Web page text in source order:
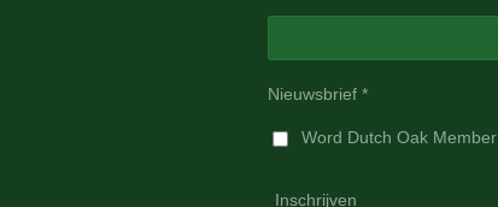
Nieuwsbrief *
Word Dutch Oak Member
Inschrijven